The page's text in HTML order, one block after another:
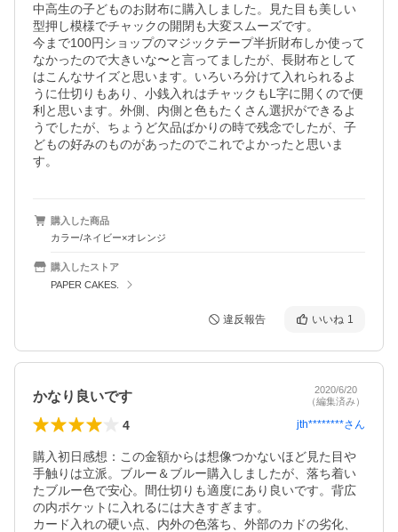
中高生の子どものお財布に購入しました。見た目も美しい
型押し模様でチャックの開閉も大変スムーズです。
今まで100円ショップのマジックテープ半折財布しか使って
なかったので大きいな〜と言ってましたが、長財布として
はこんなサイズと思います。いろいろ分けて入れられるよ
うに仕切りもあり、小銭入れはチャックもL字に開くので便
利と思います。外側、内側と色もたくさん選択ができるよ
うでしたが、ちょうど欠品ばかりの時で残念でしたが、子
どもの好みのものがあったのでこれでよかったと思いま
す。
購入した商品
カラー/ネイビー×オレンジ
購入したストア
PAPER CAKES.
違反報告 いいね 1
かなり良いです
2020/6/20
（編集済み）
4 jth********さん
購入初日感想：この金額からは想像つかないほど見た目や
手触りは立派。ブルー＆ブルー購入しましたが、落ち着い
たブルー色で安心。間仕切りも適度にあり良いです。背広
の内ポケットに入れるには大きすぎます。
カード入れの硬い点、内外の色落ち、外部のカドの劣化、